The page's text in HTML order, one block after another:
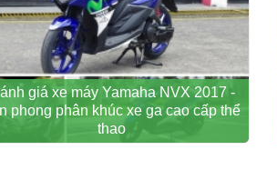
giá xe máy Yamaha NVX 2017 -
phong phân khúc xe ga cao cấp thể
thao